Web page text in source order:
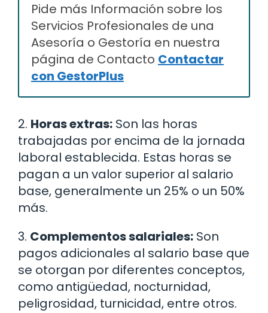
Pide más Información sobre los
Servicios Profesionales de una
Asesoría o Gestoría en nuestra
página de Contacto Contactar
con GestorPlus
2. Horas extras: Son las horas
trabajadas por encima de la jornada
laboral establecida. Estas horas se
pagan a un valor superior al salario
base, generalmente un 25% o un 50%
más.
3. Complementos salariales: Son
pagos adicionales al salario base que
se otorgan por diferentes conceptos,
como antigüedad, nocturnidad,
peligrosidad, turnicidad, entre otros.